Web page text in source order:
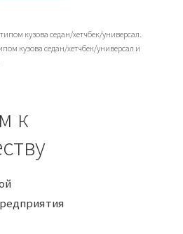
кузова седан/хетчбек/универсал.
кузова седан/хетчбек/универсал и
к